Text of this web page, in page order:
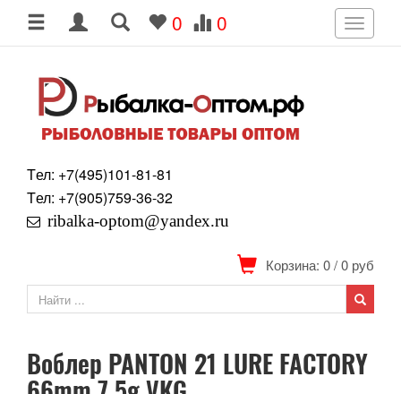
0 0
Toggle
Tел: +7(495)101-81-81
Tел: +7(905)759-36-32
ribalka-optom@yandex.ru
Корзина: 0/0 руб
Воблер PANTON 21 LURE FACTORY